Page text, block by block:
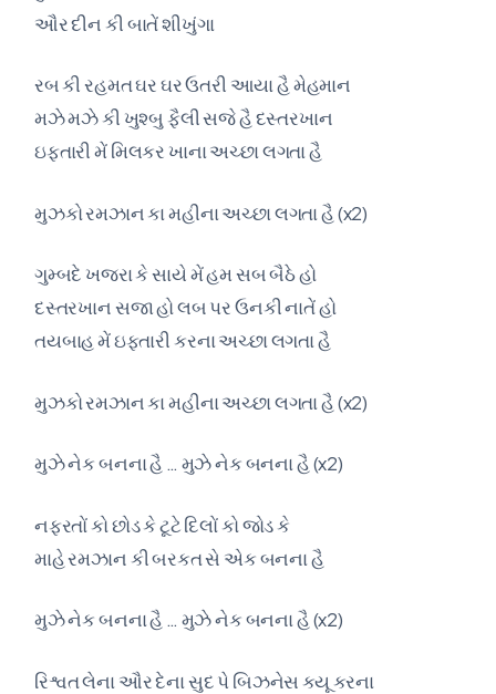
ઔર દીન કી બાતેં શીખુંગા
રબ કી રહમત ઘર ઘર ઉતરી આયા હૈ મેહમાન
મઝે મઝે કી ખુશ્બુ ફૈલી સજે હૈ દસ્તરખાન
ઇફ્તારી મેં મિલકર ખાના અચ્છા લગતા હૈ
મુઝકો રમઝાન કા મહીના અચ્છા લગતા હૈ (x2)
ગુમ્બદે ખજરા કે સાયે મેં હમ સબ બૈઠે હો
દસ્તરખાન સજા હો લબ પર ઉનકી નાતેં હો
તયબાહ મેં ઇફ્તારી કરના અચ્છા લગતા હૈ
મુઝકો રમઝાન કા મહીના અચ્છા લગતા હૈ (x2)
મુઝે નેક બનના હૈ … મુઝે નેક બનના હૈ (x2)
નફરતોં કો છોડ કે ટૂટે દિલોં કો જોડ કે
માહે રમઝાન કી બરકત સે એક બનના હૈ
મુઝે નેક બનના હૈ … મુઝે નેક બનના હૈ (x2)
રિશ્વત લેના ઔર દેના સુદ પે બિઝનેસ ક્યૂ કરના